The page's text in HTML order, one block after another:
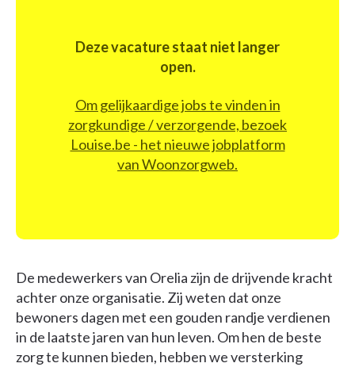
Deze vacature staat niet langer
open.
Om gelijkaardige jobs te vinden in
zorgkundige / verzorgende, bezoek
Louise.be - het nieuwe jobplatform
van Woonzorgweb.
De medewerkers van Orelia zijn de drijvende kracht
achter onze organisatie. Zij weten dat onze
bewoners dagen met een gouden randje verdienen
in de laatste jaren van hun leven. Om hen de beste
zorg te kunnen bieden, hebben we versterking